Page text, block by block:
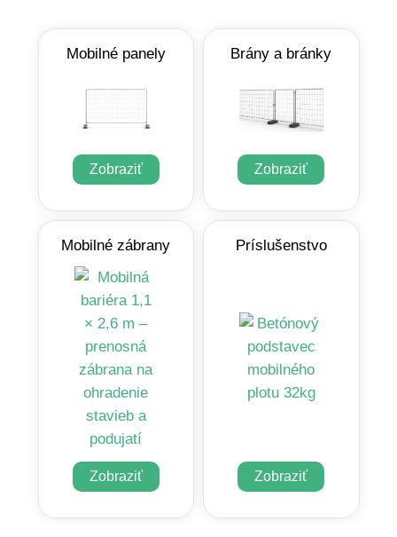
Mobilné panely
Zobraziť
Brány a bránky
Zobraziť
Mobilné zábrany
Zobraziť
Príslušenstvo
Zobraziť